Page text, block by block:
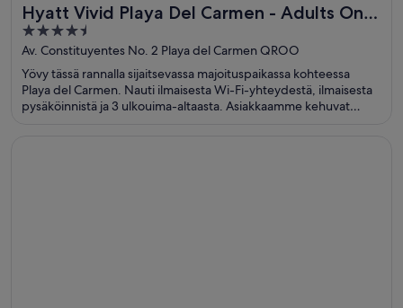
Hyatt Vivid Playa Del Carmen - Adults Only
- All Inclusive
4.5
out
of
5
Av. Constituyentes No. 2 Playa del Carmen QROO
Yövy tässä rannalla sijaitsevassa majoituspaikassa kohteessa
Playa del Carmen. Nauti ilmaisesta Wi-Fi-yhteydestä, ilmaisesta
pysäköinnistä ja 3 ulkouima-altaasta. Asiakkaamme kehuvat